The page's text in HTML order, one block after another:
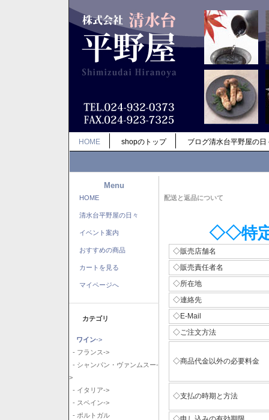
HOME shopのトップ ブログ清水台平野屋の日
Menu
HOME
清水台平野屋の日々
イベント案内
おすすめの商品
カートを見る
マイページへ
カテゴリ
ワイン->
- フランス->
- シャンパン・ヴァンムスー-
>
- イタリア->
- スペイン->
- ポルトガル
配送と返品について
◇◇特
◇販売店舗名
◇販売責任者名
◇所在地
◇連絡先
◇E-Mail
◇ご注文方法
◇商品代金以外の必要料金
◇支払の時期と方法